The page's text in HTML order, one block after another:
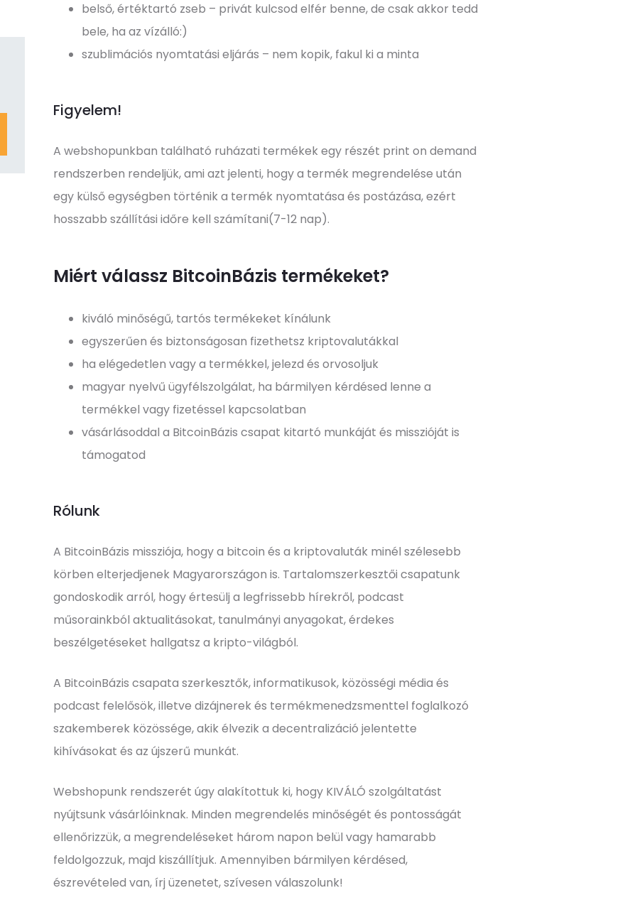
belső, értéktartó zseb – privát kulcsod elfér benne, de csak akkor tedd
bele, ha az vízálló:)
szublimációs nyomtatási eljárás – nem kopik, fakul ki a minta
Figyelem!
A webshopunkban található ruházati termékek egy részét print on demand
rendszerben rendeljük, ami azt jelenti, hogy a termék megrendelése után
egy külső egységben történik a termék nyomtatása és postázása, ezért
hosszabb szállítási időre kell számítani(7-12 nap).
Miért válassz BitcoinBázis termékeket?
kiváló minőségű, tartós termékeket kínálunk
egyszerűen és biztonságosan fizethetsz kriptovalutákkal
ha elégedetlen vagy a termékkel, jelezd és orvosoljuk
magyar nyelvű ügyfélszolgálat, ha bármilyen kérdésed lenne a
termékkel vagy fizetéssel kapcsolatban
vásárlásoddal a BitcoinBázis csapat kitartó munkáját és misszióját is
támogatod
Rólunk
A BitcoinBázis missziója, hogy a bitcoin és a kriptovaluták minél szélesebb
körben elterjedjenek Magyarországon is. Tartalomszerkesztői csapatunk
gondoskodik arról, hogy értesülj a legfrissebb hírekről, podcast
műsorainkból aktualitásokat, tanulmányi anyagokat, érdekes
beszélgetéseket hallgatsz a kripto-világból.
A BitcoinBázis csapata szerkesztők, informatikusok, közösségi média és
podcast felelősök, illetve dizájnerek és termékmenedzsmenttel foglalkozó
szakemberek közössége, akik élvezik a decentralizáció jelentette
kihívásokat és az újszerű munkát.
Webshopunk rendszerét úgy alakítottuk ki, hogy KIVÁLÓ szolgáltatást
nyújtsunk vásárlóinknak. Minden megrendelés minőségét és pontosságát
ellenőrizzük, a megrendeléseket három napon belül vagy hamarabb
feldolgozzuk, majd kiszállítjuk. Amennyiben bármilyen kérdésed,
észrevételed van, írj üzenetet, szívesen válaszolunk!